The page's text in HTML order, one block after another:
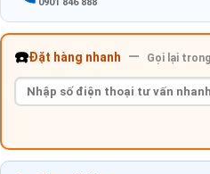
0901 846 888
☎️Đặt hàng nhanh — Gọi lại